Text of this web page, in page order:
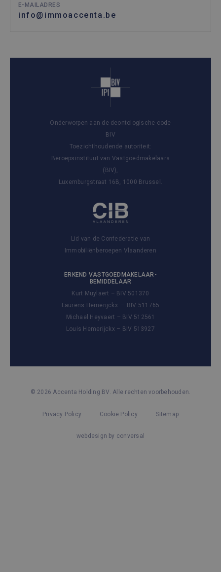
E-MAILADRES
info@immoaccenta.be
Onderworpen aan de deontologische code
BIV
Toezichthoudende autoriteit:
Beroepsinstituut van Vastgoedmakelaars
(BIV),
Luxemburgstraat 16B, 1000 Brussel.
Lid van de Confederatie van
Immobiliënberoepen Vlaanderen
ERKEND VASTGOEDMAKELAAR-
BEMIDDELAAR
Kurt Muylaert – BIV 501370
Laurens Hemerijckx – BIV 511765
Michael Heyvaert – BIV 512561
Louis Hemerijckx – BIV 513927
© 2026 Accenta Holding BV. Alle rechten voorbehouden.
Privacy Policy Cookie Policy Sitemap
webdesign by conversal